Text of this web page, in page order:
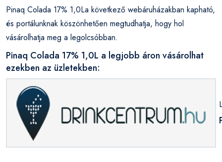
Pinaq Colada 17% 1,0La következő webáruházakban kapható,
és portálunknak köszönhetően megtudhatja, hogy hol
vásárolhatja meg a legolcsóbban.
Pinaq Colada 17% 1,0L a legjobb áron vásárolhat
ezekben az üzletekben: